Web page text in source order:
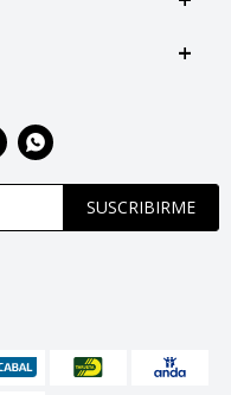
SUSCRIBIRME
